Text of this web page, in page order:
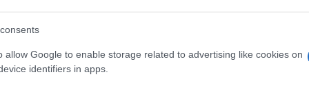
allow Google to enable storage related to advertising like cookies on
identifiers in apps.